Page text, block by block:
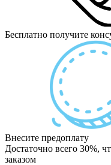
Бесплатно получите
Внесите предоплату
Достаточно всего 30%,
заказом